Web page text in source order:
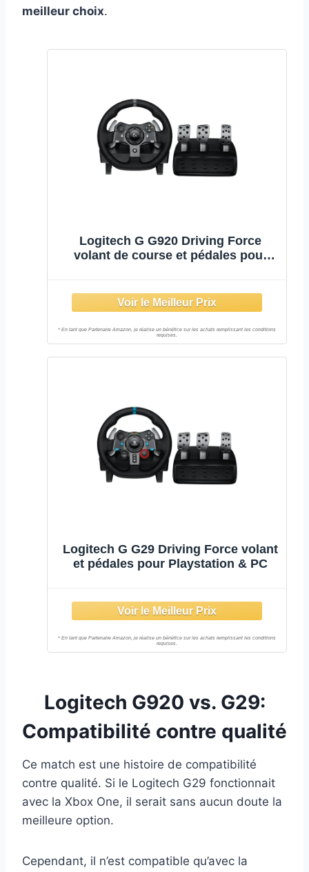
meilleur choix.
Logitech G G920 Driving Force
volant de course et pédales pour
Logitech G G29 Driving Force volant
et pédales pour Playstation & PC
Logitech G920 vs. G29:
Compatibilité contre qualité
Ce match est une histoire de compatibilité
contre qualité. Si le Logitech G29 fonctionnait
avec la Xbox One, il serait sans aucun doute la
meilleure option.
Cependant, il n’est compatible qu’avec la